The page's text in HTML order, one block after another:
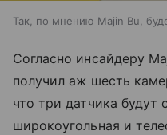
Так, по мнению Majin Bu,
Согласно инсайдеру
получил аж шесть
что три датчика будут
широкоугольная и